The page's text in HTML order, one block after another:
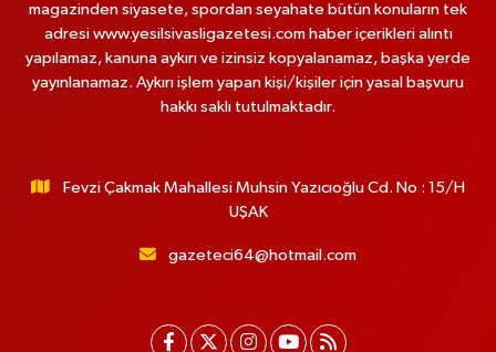
magazinden siyasete, spordan seyahate bütün konuların tek
adresi www.yesilsivasligazetesi.com haber içerikleri alıntı
yapılamaz, kanuna aykırı ve izinsiz kopyalanamaz, başka yerde
yayınlanamaz. Aykırı işlem yapan kişi/kişiler için yasal başvuru
hakkı saklı tutulmaktadır.
Fevzi Çakmak Mahallesi Muhsin Yazıcıoğlu Cd. No : 15/H
UŞAK
gazeteci64@hotmail.com